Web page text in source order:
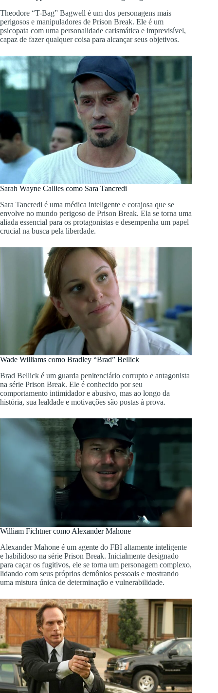
Theodore “T-Bag” Bagwell é um dos personagens mais
perigosos e manipuladores de Prison Break. Ele é um
psicopata com uma personalidade carismática e imprevisível,
capaz de fazer qualquer coisa para alcançar seus objetivos.
Sarah Wayne Callies como Sara Tancredi
Sara Tancredi é uma médica inteligente e corajosa que se
envolve no mundo perigoso de Prison Break. Ela se torna uma
aliada essencial para os protagonistas e desempenha um papel
crucial na busca pela liberdade.
Wade Williams como Bradley “Brad” Bellick
Brad Bellick é um guarda penitenciário corrupto e antagonista
na série Prison Break. Ele é conhecido por seu
comportamento intimidador e abusivo, mas ao longo da
história, sua lealdade e motivações são postas à prova.
William Fichtner como Alexander Mahone
Alexander Mahone é um agente do FBI altamente inteligente
e habilidoso na série Prison Break. Inicialmente designado
para caçar os fugitivos, ele se torna um personagem complexo,
lidando com seus próprios demônios pessoais e mostrando
uma mistura única de determinação e vulnerabilidade.